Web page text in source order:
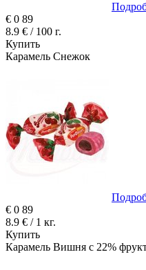
€ 0 89
8.9 € / 100 г.
Купить
Карамель Снежок
€ 0 89
8.9 € / 1 кг.
Купить
Карамель Вишня с 22%